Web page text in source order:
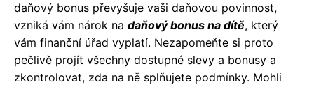
daňový bonus převyšuje vaši daňovou povinnost,
vzniká vám nárok na daňový bonus na dítě, který
vám finanční úřad vyplatí. Nezapomeňte si proto
pečlivě projít všechny dostupné slevy a bonusy a
zkontrolovat, zda na ně splňujete podmínky. Mohli